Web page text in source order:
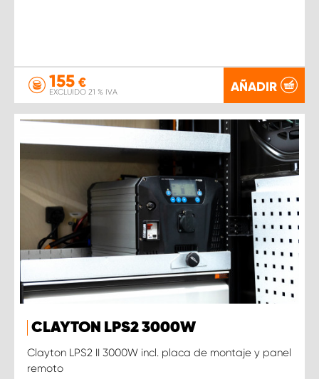
155 €
EXCLUIDO 21 % IVA AÑADIR
CLAYTON LPS2 3000W
Clayton LPS2 II 3000W incl. placa de montaje y panel
remoto